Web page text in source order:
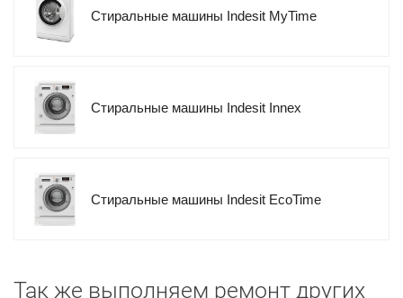
Стиральные машины Indesit MyTime
Стиральные машины Indesit Innex
Стиральные машины Indesit EcoTime
Так же выполняем ремонт других